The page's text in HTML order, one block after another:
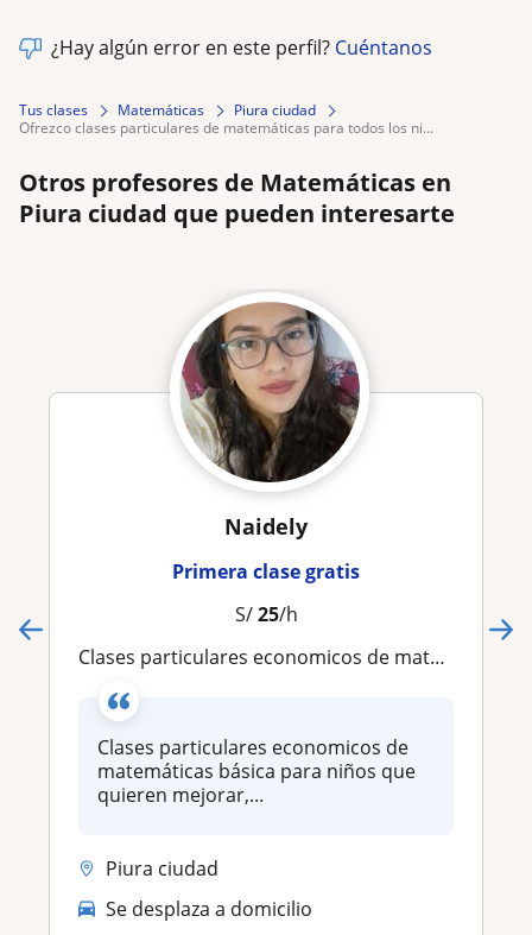
¿Hay algún error en este perfil? Cuéntanos
Tus clases Matemáticas
Piura ciudad
ofrezco clases particulares de matemáticas para todos los ni...
Otros profesores de Matemáticas en
Piura ciudad que pueden interesarte
Naidely
Primera clase gratis
S/25/h
Clases particulares economicos de matemáticas básica para niños que quieren mejorar, aprender y amar las matemáticas
Clases particulares economicos de
matemáticas básica para niños que
quieren mejorar,...
Piura ciudad
Se desplaza a domicilio